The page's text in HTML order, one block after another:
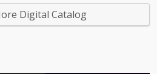
Digital Catalog